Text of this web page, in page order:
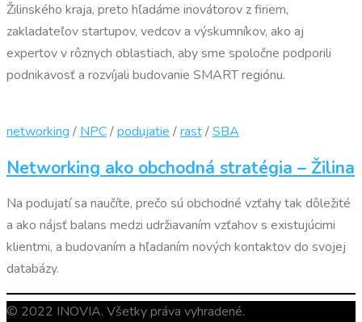
Žilinského kraja, preto hľadáme inovátorov z firiem,
zakladateľov startupov, vedcov a výskumníkov, ako aj
expertov v rôznych oblastiach, aby sme spoločne podporili
podnikavosť a rozvíjali budovanie SMART regiónu.
networking / NPC/podujatie /rast/SBA
Networking ako obchodná stratégia – Žilina
Na podujatí sa naučíte, prečo sú obchodné vzťahy tak dôležité
a ako nájsť balans medzi udržiavaním vzťahov s existujúcimi
klientmi, a budovaním a hľadaním nových kontaktov do svojej
databázy.
© 2022 INOVIA. Všetky práva vyhradené.